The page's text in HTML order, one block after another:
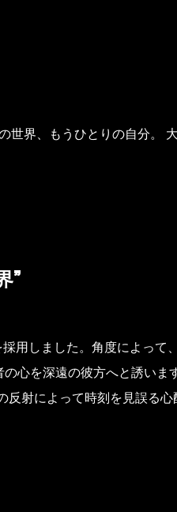
世界、もうひとりの自分。
”
用しました。角度によって
心を深遠の彼方へと誘いま
射によって時刻を見誤る心